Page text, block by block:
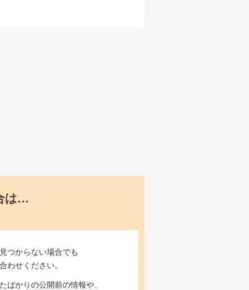
は…
つからない場合でも
わせください。
ばかりの公開前の情報や、